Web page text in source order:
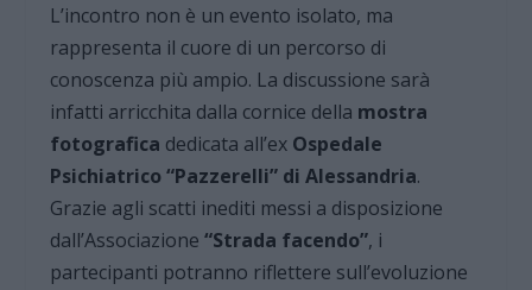
L’incontro non è un evento isolato, ma
rappresenta il cuore di un percorso di
conoscenza più ampio. La discussione sarà
infatti arricchita dalla cornice della mostra
fotografica dedicata all’ex Ospedale
Psichiatrico “Pazzerelli” di Alessandria.
Grazie agli scatti inediti messi a disposizione
dall’Associazione“Strada facendo”, i
partecipanti potranno riflettere sull’evoluzione